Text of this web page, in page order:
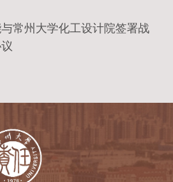
常州大学化工设计院签署战